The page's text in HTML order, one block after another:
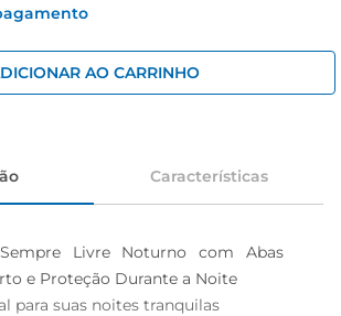
AO CARRINHO
Características
Livre Noturno com Abas
e Proteção Durante a Noite
para suas noites tranquilas